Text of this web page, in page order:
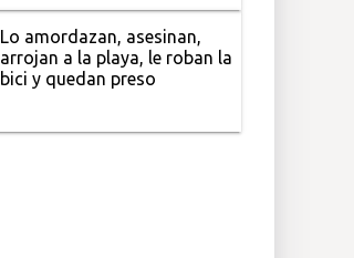
Lo amordazan, asesinan,
arrojan a la playa, le roban la
bici y quedan preso